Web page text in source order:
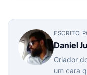
ESCRITO
Daniel
Criador
um cara